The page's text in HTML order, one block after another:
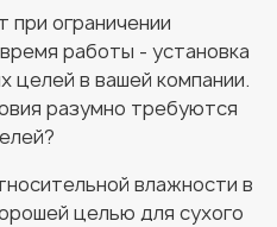
при ограничении
работы - установка
в вашей компании.
разумно требуются
влажности в
целью для сухого